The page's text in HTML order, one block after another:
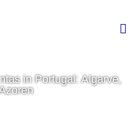
in Portugal: Algarve,